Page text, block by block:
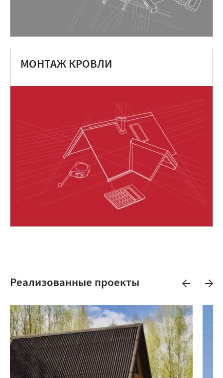
МОНТАЖ КРОВЛИ
Реализованные проекты